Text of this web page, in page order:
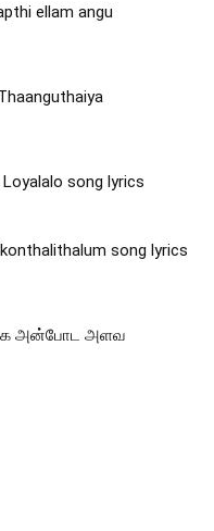
ellam angu
song lyrics
song lyrics
உங்க அன்போட அளவ